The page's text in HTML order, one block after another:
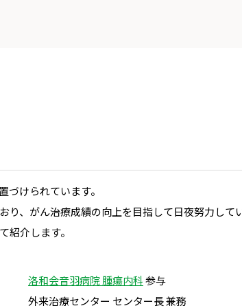
けられています。
り、がん治療成績の向上を目指して日夜努力して
紹介します。
洛和会音羽病院 腫瘍内科参与
外来治療センター センター長 兼務